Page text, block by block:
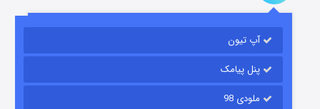
آپ تیون
پنل پیامک
ملودی 98